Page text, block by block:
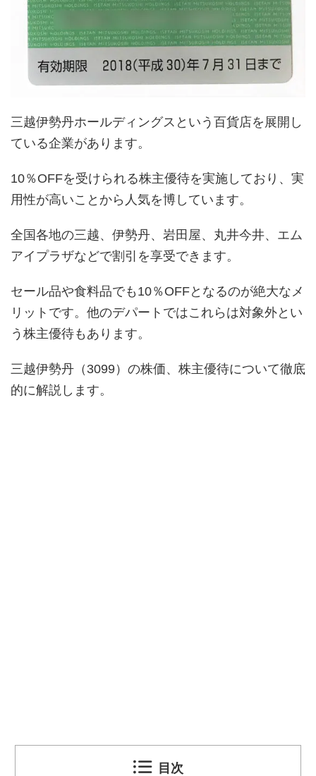
三越伊勢丹ホールディングスという百貨店を展開し
ている企業があります。
10％OFFを受けられる株主優待を実施しており、実
用性が高いことから人気を博しています。
全国各地の三越、伊勢丹、岩田屋、丸井今井、エム
アイプラザなどで割引を享受できます。
セール品や食料品でも10％OFFとなるのが絶大なメ
リットです。他のデパートではこれらは対象外とい
う株主優待もあります。
三越伊勢丹（3099）の株価、株主優待について徹底
的に解説します。
目次